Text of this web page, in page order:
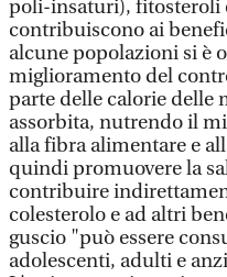
poli-insaturi), fitosteroli
contribuiscono ai
alcune popolazioni si è
miglioramento del
parte delle calorie delle
assorbita, nutrendo il
alla fibra alimentare e
quindi promuovere la
contribuire
colesterolo e ad altri
guscio "può essere
adolescenti, adulti e